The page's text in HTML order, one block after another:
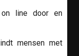
line door en
mensen met